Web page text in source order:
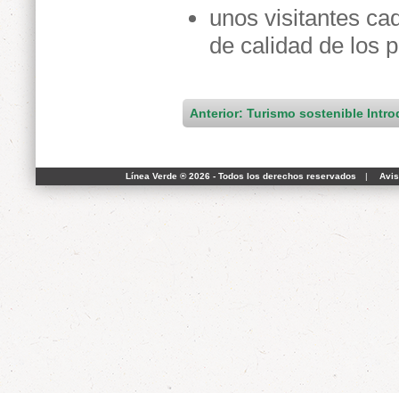
unos visitantes
de calidad de los
Anterior: Turismo sostenible
Línea Verde ® 2026 - Todos los derechos reservados |